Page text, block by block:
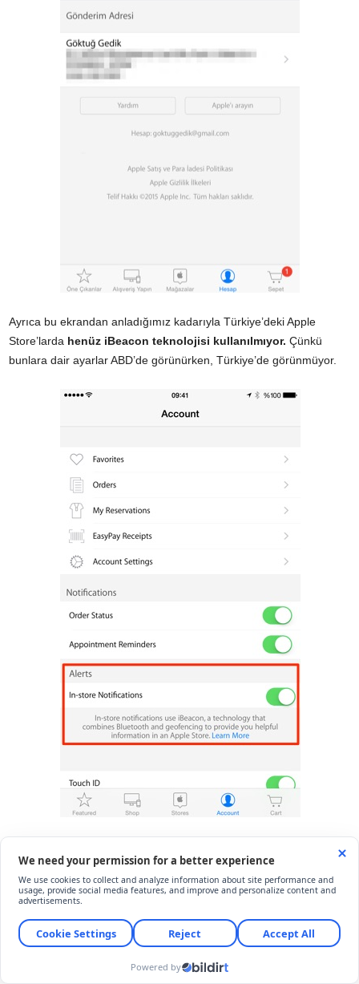
Ayrıca bu ekrandan anladığımız kadarıyla Türkiye’deki Apple
Store’larda henüz iBeacon teknolojisi kullanılmıyor. Çünkü
bunlara dair ayarlar ABD’de görünürken, Türkiye’de görünmüyor.
5. Sepet
Tahmin edebileceğiniz gibi bu alan ise“Alışveriş” sekmesinde
sepetimize attığımızürünlere göz atıp, satın alma kararını
verdiğimiz yer.